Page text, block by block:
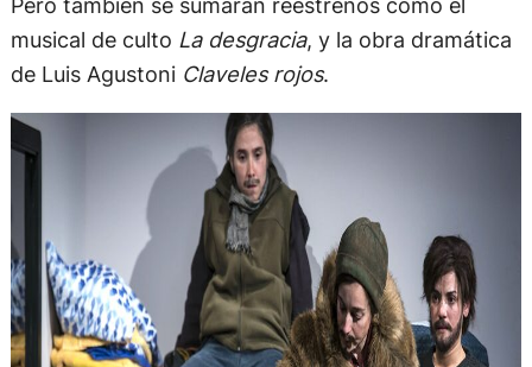
musical de culto La desgracia, y la obra dramática
de Luis Agustoni Claveles rojos.